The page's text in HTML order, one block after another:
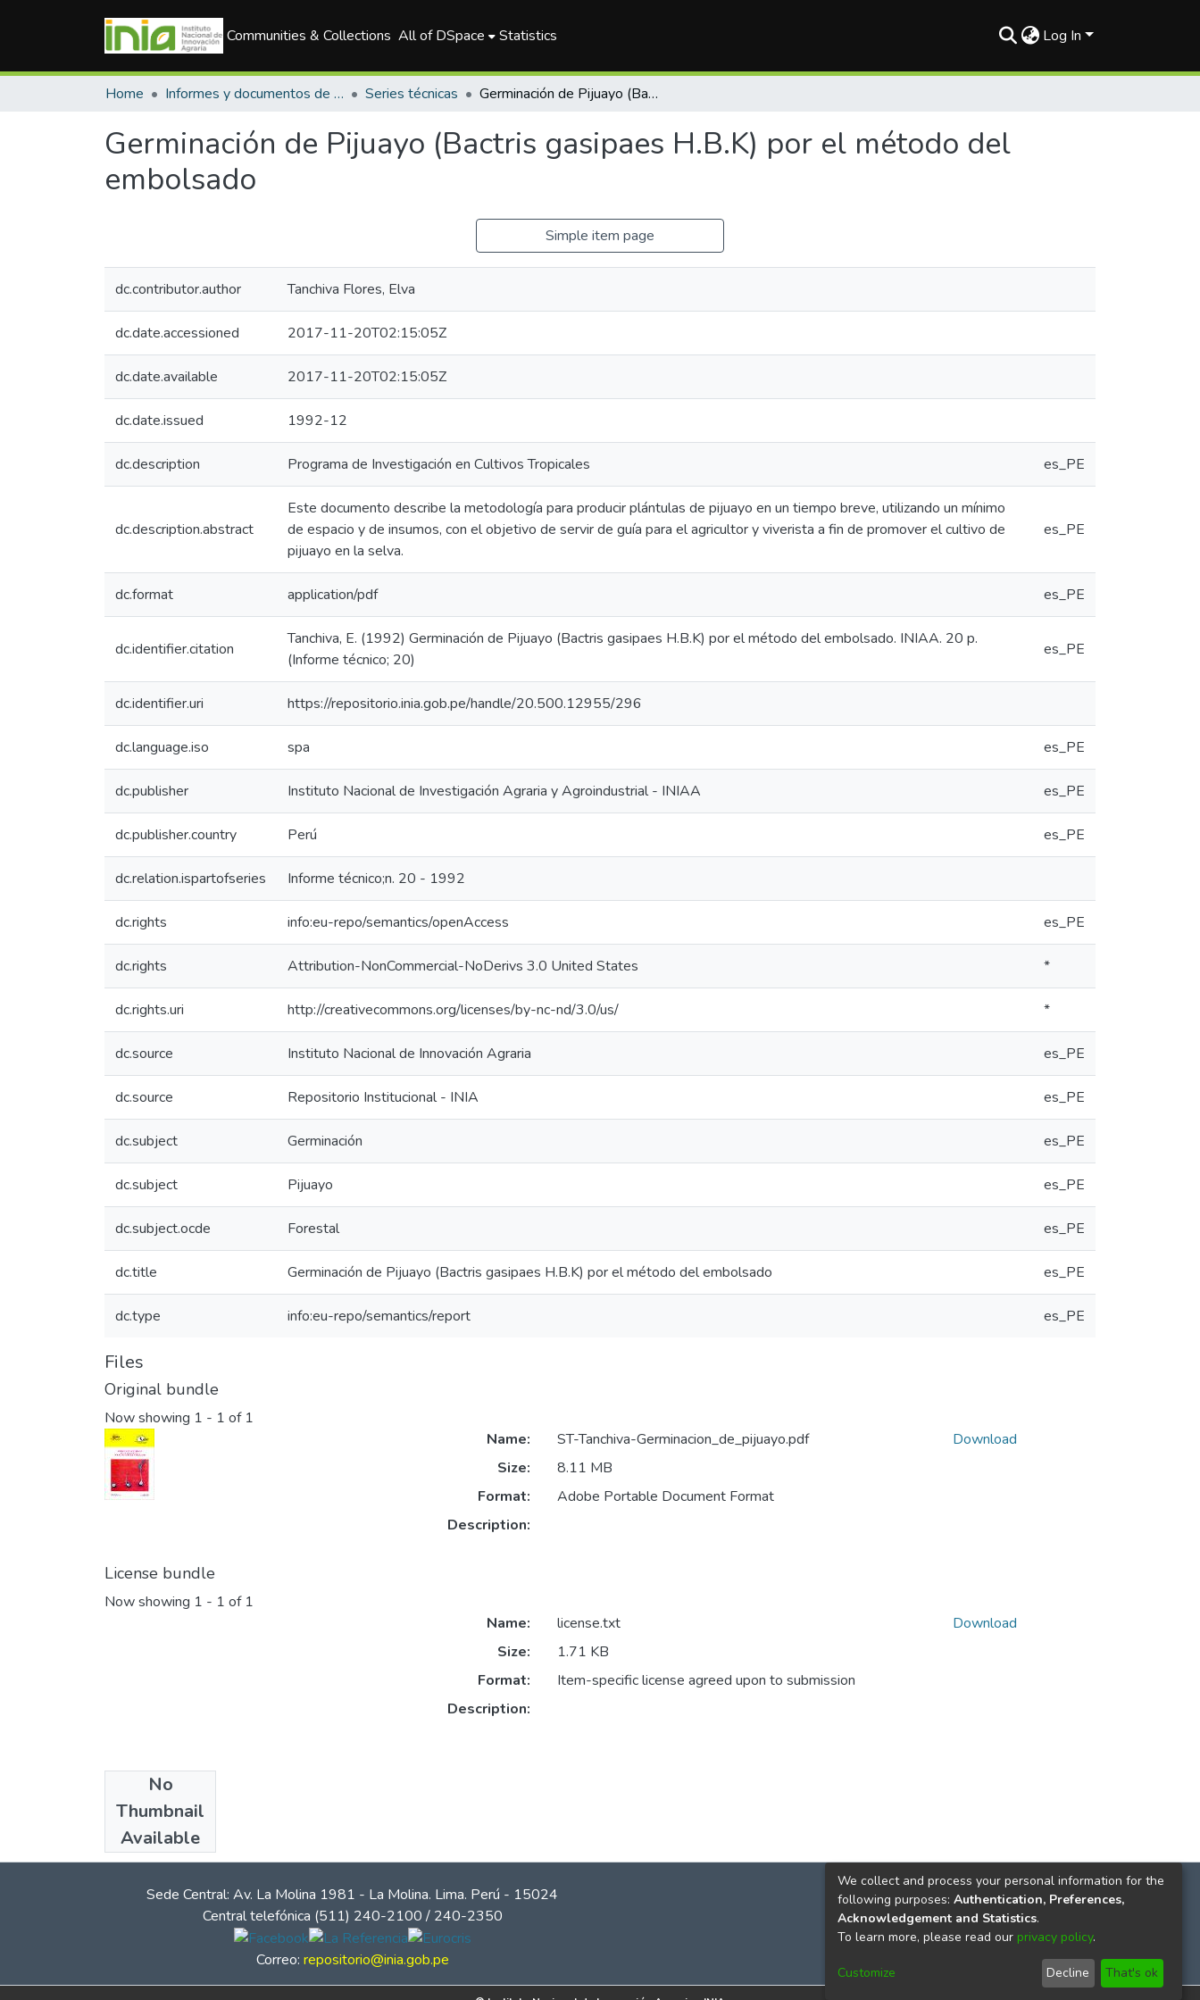
Communities & Collections All of DSpace Statistics Log In
Home Informes y documentos de trabajo Series técnicas Germinación de Pijuayo (Bactris gasipaes H.B.K) por el método del embolsado
Germinación de Pijuayo (Bactris gasipaes H.B.K) por el método del
embolsado
Simple item page
dc.contributor.author Tanchiva Flores, Elva
dc.date.accessioned 2017-11-20T02:15:05Z
dc.date.available 2017-11-20T02:15:05Z
dc.date.issued 1992-12
dc.description Programa de Investigación en Cultivos Tropicales es_PE
dc.description.abstract
Este documento describe la metodología para producir plántulas de pijuayo en un tiempo breve, utilizando un mínimo
de espacio y de insumos, con el objetivo de servir de guía para el agricultor y viverista a fin de promover el cultivo de
pijuayo en la selva.
es_PE
dc.format application/pdf es_PE
dc.identifier.citation
Tanchiva, E. (1992) Germinación de Pijuayo (Bactris gasipaes H.B.K) por el método del embolsado. INIAA. 20 p.
(Informe técnico; 20)
es_PE
dc.identifier.uri https://repositorio.inia.gob.pe/handle/20.500.12955/296
dc.language.iso spa es_PE
dc.publisher Instituto Nacional de Investigación Agraria y Agroindustrial - INIAA es_PE
dc.publisher.country Perú es_PE
dc.relation.ispartofseries Informe técnico;n. 20 - 1992
dc.rights info:eu-repo/semantics/openAccess es_PE
dc.rights Attribution-NonCommercial-NoDerivs 3.0 United States *
dc.rights.uri http://creativecommons.org/licenses/by-nc-nd/3.0/us/ *
dc.source Instituto Nacional de Innovación Agraria es_PE
dc.source Repositorio Institucional - INIA es_PE
dc.subject Germinación es_PE
dc.subject Pijuayo es_PE
dc.subject.ocde Forestal es_PE
dc.title Germinación de Pijuayo (Bactris gasipaes H.B.K) por el método del embolsado es_PE
dc.type info:eu-repo/semantics/report es_PE
Files
Original bundle
Now showing 1 - 1 of 1
Name:
ST-Tanchiva-Germinacion_de_pijuayo.pdf
Size:
8.11 MB
Format:
Adobe Portable Document Format
Description:
Download
License bundle
Now showing 1 - 1 of 1
No
Thumbnail
Available
Name:
license.txt
Size:
1.71 KB
Format:
Item-specific license agreed upon to submission
Description:
Download
Collections
Series técnicas
Sede Central: Av. La Molina 1981 - La Molina. Lima. Perú - 15024
Central telefónica (511) 240-2100 / 240-2350
Correo: repositorio@inia.gob.pe
We collect and process your personal information for the
following purposes: Authentication, Preferences,
Acknowledgement and Statistics.
To learn more, please read our privacy policy.
Customize Decline That's ok